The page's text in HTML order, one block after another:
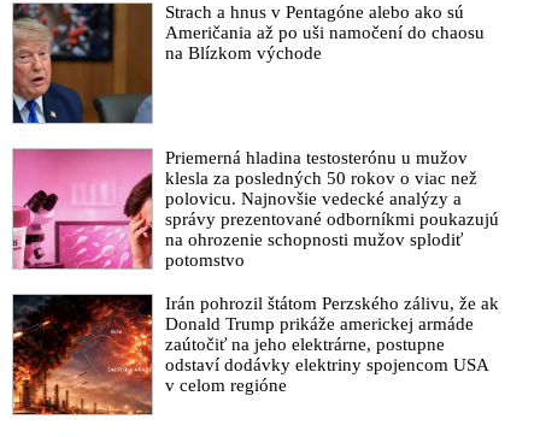
Strach a hnus v Pentagóne alebo ako sú
Američania až po uši namočení do chaosu
na Blízkom východe
Priemerná hladina testosterónu u mužov
klesla za posledných 50 rokov o viac než
polovicu. Najnovšie vedecké analýzy a
správy prezentované odborníkmi poukazujú
na ohrozenie schopnosti mužov splodiť
potomstvo
Irán pohrozil štátom Perzského zálivu, že ak
Donald Trump prikáže americkej armáde
zaútočiť na jeho elektrárne, postupne
odstaví dodávky elektriny spojencom USA
v celom regióne